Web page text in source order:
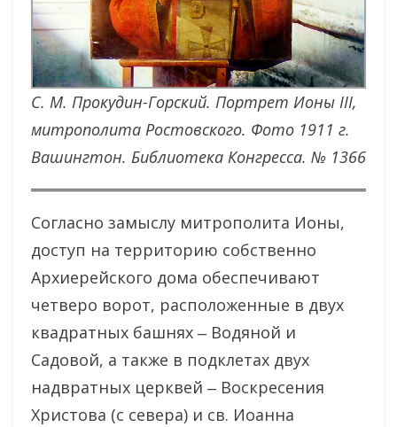
С. М. Прокудин-Горский. Портрет Ионы III,
митрополита Ростовского. Фото 1911 г.
Вашингтон. Библиотека Конгресса. № 1366
Согласно замыслу митрополита Ионы,
доступ на территорию собственно
Архиерейского дома обеспечивают
четверо ворот, расположенные в двух
квадратных башнях ‒ Водяной и
Садовой, а также в подклетах двух
надвратных церквей ‒ Воскресения
Христова (с севера) и св. Иоанна